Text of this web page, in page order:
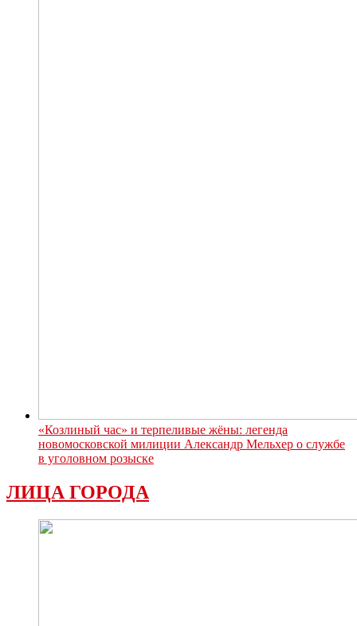
«Козлиный час» и терпеливые жёны: легенда
новомосковской милиции Александр Мельхер о службе
в уголовном розыске
ЛИЦА ГОРОДА